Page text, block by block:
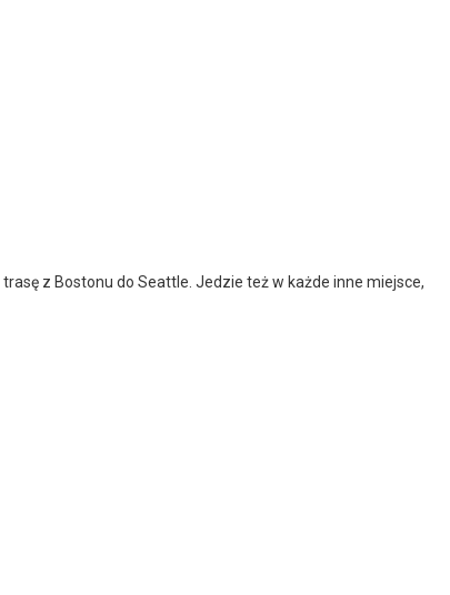
z Bostonu do Seattle. Jedzie też w każde inne miejsce,